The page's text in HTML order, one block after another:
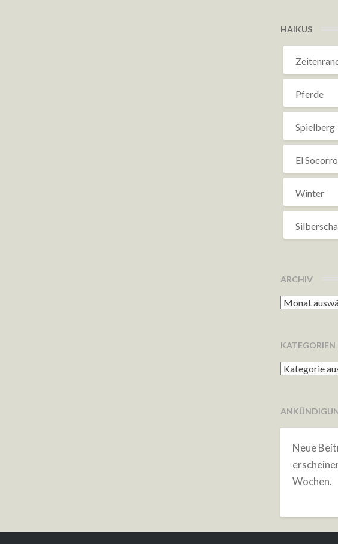
HAIKUS
Pferde
Spielberg
El Socorro
Winter
ARCHIV
Archiv
KATEGORIEN
Kategorien
Neue
Wochen.